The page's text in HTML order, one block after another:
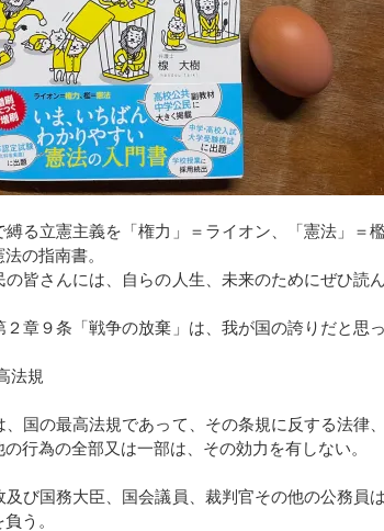
縛る立憲主義を「権力」＝ライオン、「憲法」＝
の指南書。
の皆さんには、自らの人生、未来のためにぜひ読
２章９条「戦争の放棄」は、我が国の誇りだと思
法規
国の最高法規であって、その条規に反する法律
行為の全部又は一部は、その効力を有しない。
及び国務大臣、国会議員、裁判官その他の公務員
う。